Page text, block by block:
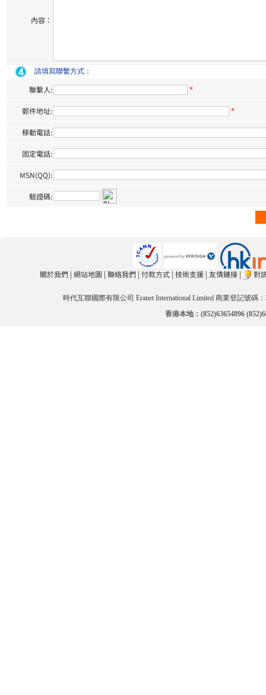
內容：
請填寫聯繫方式：
聯繫人: *
郵件地址: *
移動電話:
固定電話:
MSN(QQ):
驗證碼:
關於我們 | 網站地圖 | 聯絡我們 | 付款方式 | 技術支援 | 友情鏈接 | 對
時代互聯國際有限公司 Eranet International Limited 商業登記號碼：
香港本地：(852)63654896